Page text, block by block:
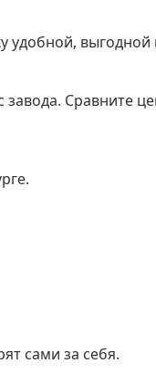
удобной,
Сравните
сами за себя.